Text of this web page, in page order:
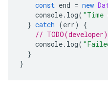
const end = new
console. log( "Time
} catch (err)
{
//
console. log(
}
}